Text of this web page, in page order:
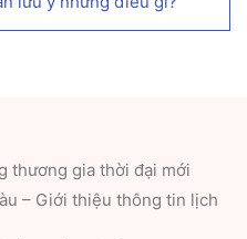
thương gia thời đại mới
– Giới thiệu thông tin lịch